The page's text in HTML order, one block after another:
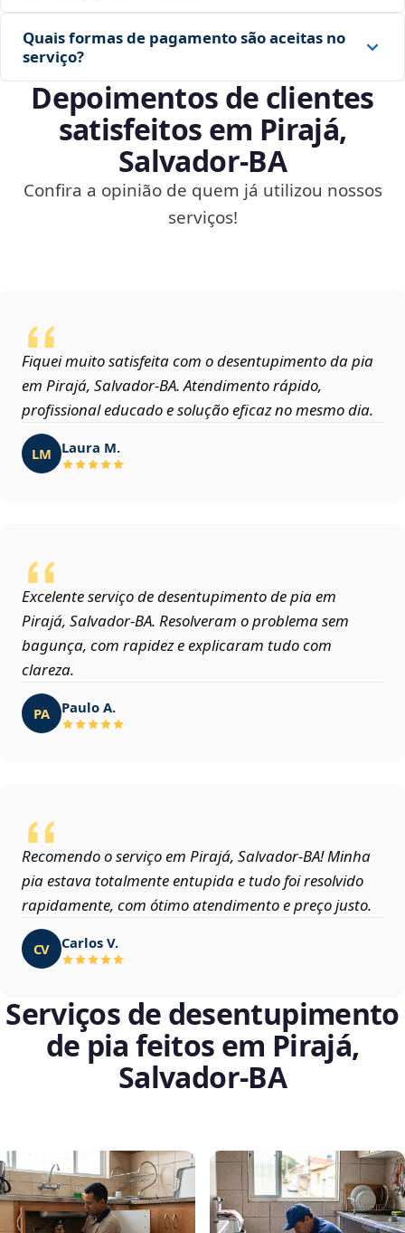
Quais formas de pagamento são aceitas no
serviço?
Depoimentos de clientes
satisfeitos em Pirajá,
Salvador‑BA
Confira a opinião de quem já utilizou nossos
serviços!
Fiquei muito satisfeita com o desentupimento da pia
em Pirajá, Salvador‑BA. Atendimento rápido,
profissional educado e solução eficaz no mesmo dia.
LM Laura M.
Excelente serviço de desentupimento de pia em
Pirajá, Salvador‑BA. Resolveram o problema sem
bagunça, com rapidez e explicaram tudo com
clareza.
PA Paulo A.
Recomendo o serviço em Pirajá, Salvador‑BA! Minha
pia estava totalmente entupida e tudo foi resolvido
rapidamente, com ótimo atendimento e preço justo.
CV Carlos V.
Serviços de desentupimento
de pia feitos em Pirajá,
Salvador‑BA